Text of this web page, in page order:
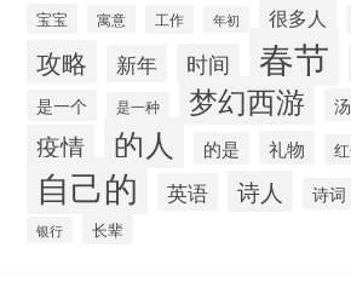
宝宝 寓意 工作 年初 很多人
攻略 新年 时间 春节
是一个 是一种 梦幻西游
疫情 的人 的是 礼物
自己的 英语 诗人 诗词
银行 长辈